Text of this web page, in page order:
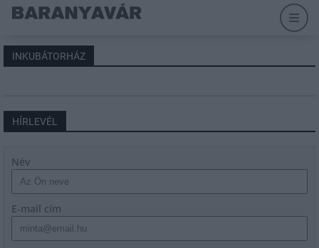
INKUBÁTORHÁZ
HÍRLEVÉL
Név
E-mail cím